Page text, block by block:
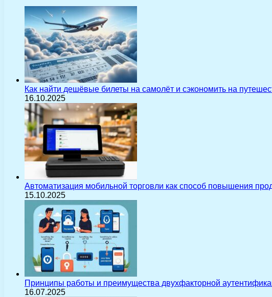
Как найти дешёвые билеты на самолёт и сэкономить на
16.10.2025
Автоматизация мобильной торговли как способ повышения
15.10.2025
Принципы работы и преимущества двухфакторной
16.07.2025